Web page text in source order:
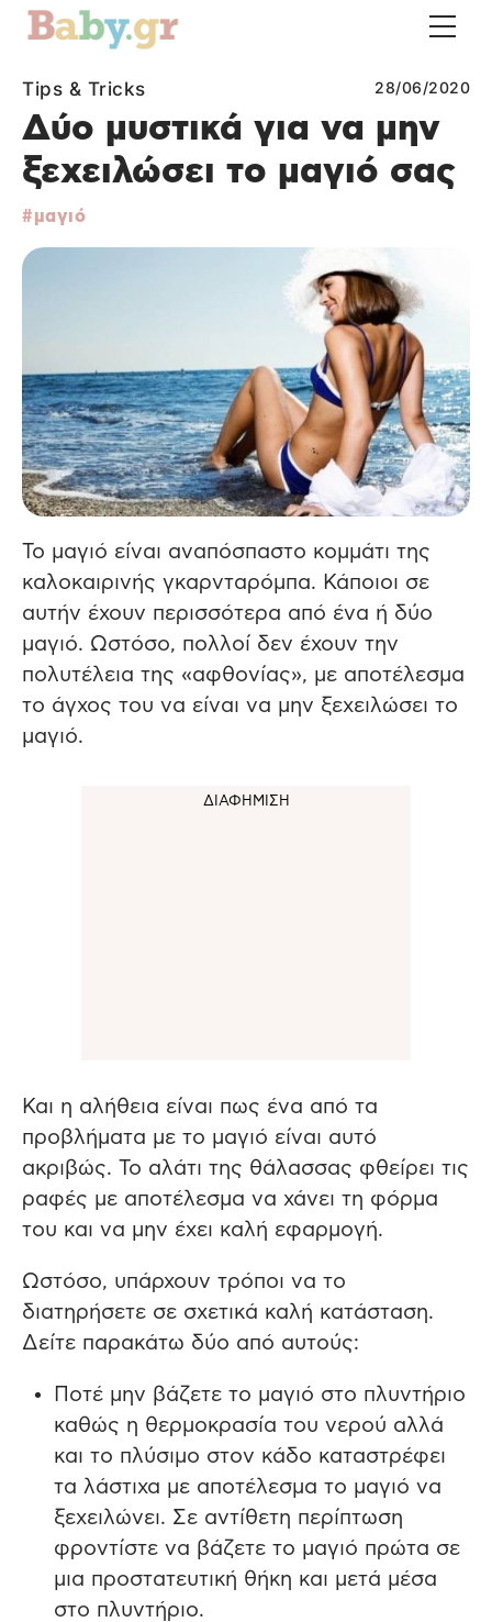
Tips & Tricks 28/06/2020
Δύο μυστικά για να μην
ξεχειλώσει το μαγιό σας
μαγιό
Το μαγιό είναι αναπόσπαστο κομμάτι της
καλοκαιρινής γκαρνταρόμπα. Κάποιοι σε
αυτήν έχουν περισσότερα από ένα ή δύο
μαγιό. Ωστόσο, πολλοί δεν έχουν την
πολυτέλεια της «αφθονίας», με αποτέλεσμα
το άγχος του να είναι να μην ξεχειλώσει το
μαγιό.
Και η αλήθεια είναι πως ένα από τα
προβλήματα με το μαγιό είναι αυτό
ακριβώς. Το αλάτι της θάλασσας φθείρει τις
ραφές με αποτέλεσμα να χάνει τη φόρμα
του και να μην έχει καλή εφαρμογή.
Ωστόσο, υπάρχουν τρόποι να το
διατηρήσετε σε σχετικά καλή κατάσταση.
Δείτε παρακάτω δύο από αυτούς:
Ποτέ μην βάζετε το μαγιό στο πλυντήριο
καθώς η θερμοκρασία του νερού αλλά
και το πλύσιμο στον κάδο καταστρέφει
τα λάστιχα με αποτέλεσμα το μαγιό να
ξεχειλώνει. Σε αντίθετη περίπτωση
φροντίστε να βάζετε το μαγιό πρώτα σε
μια προστατευτική θήκη και μετά μέσα
στο πλυντήριο.